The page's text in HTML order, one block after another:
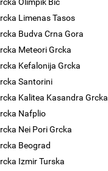
Limenas Tasos
Budva Crna Gora
Meteori Grcka
Kefalonija Grcka
Santorini
Kalitea Kasandra Grcka
Nafplio
Nei Pori Grcka
Beograd
Izmir Turska